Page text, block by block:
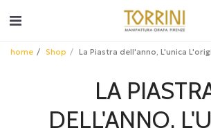
home Shop La Piastra dell'anno, L'unica
LA
DELL'ANNO,